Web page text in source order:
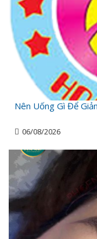
Nên Uống Gì Để
06/08/2026